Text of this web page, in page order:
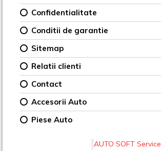
Confidentialitate
Conditii de garantie
Sitemap
Relatii clienti
Contact
Accesorii Auto
Piese Auto
AUTO SOFT Service